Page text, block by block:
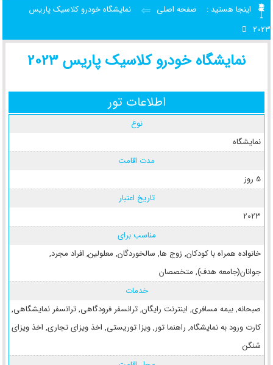
اینجا هستید : صفحه اصلی
نمایشگاه خودرو کلاسیک پاریس
2023
نمایشگاه خودرو کلاسیک پاریس 2023
اطلاعات تور
نوع
نمایشگاه
مدت اقامت
5 روز
تاریخ اعتبار
2023
مناسب برای
خانواده همراه با کودکان, زوج ها, سالخوردگان, معلولین, افراد مجرد,
جوانان(جامعه هدف), متخصصان
خدمات
صبحانه, بیمه مسافری, اینترنت رایگان, ترانسفر فرودگاهی, ترانسفر نمایشگاهی,
کارت ورود به نمایشگاه, راهنما تور, ویزا توریستی, اخذ ویزای تجاری, اخذ ویزای
شنگن